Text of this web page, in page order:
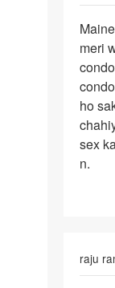
Maine
pahle
kabi
sex
nhi
kiya
meri
ho
sex
n.
raju